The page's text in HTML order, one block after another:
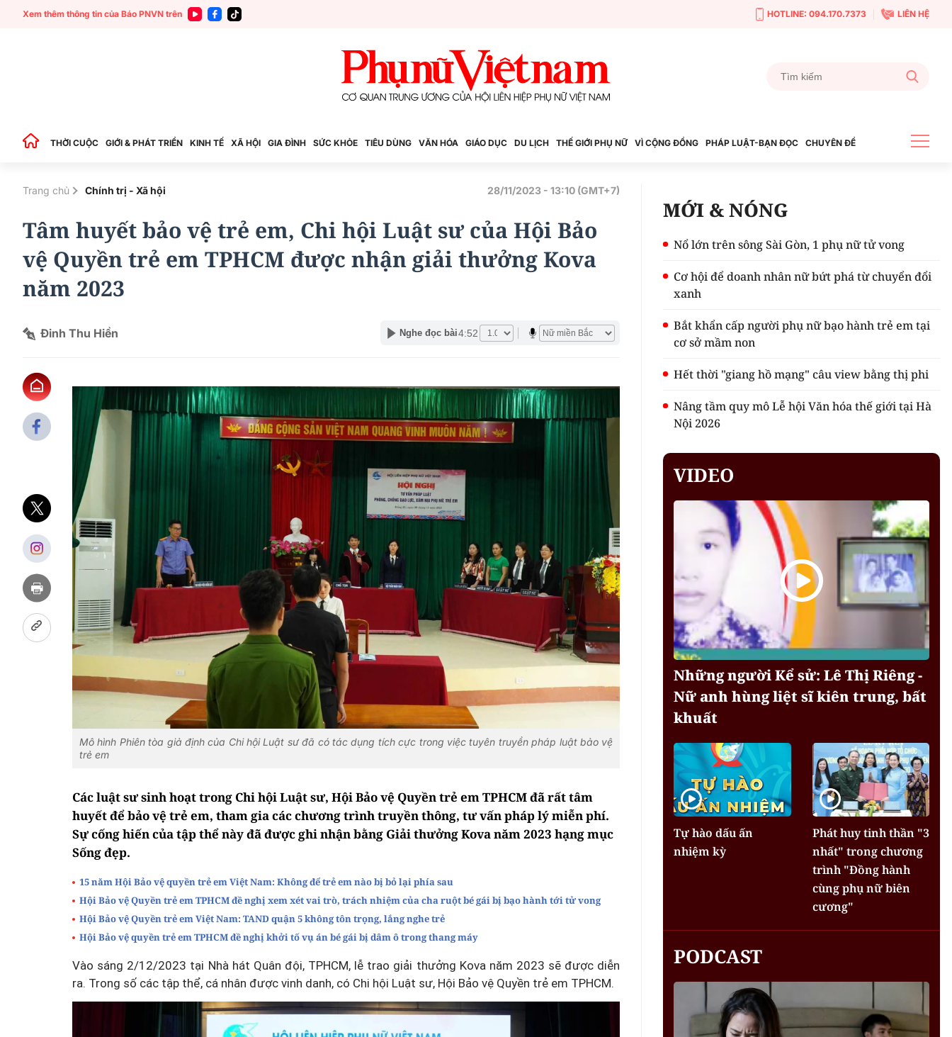
Xem thêm thông tin của Báo PNVN trên HOTLINE: 094.170.7373 LIÊN HỆ
THỜI CUỘC GIỚI & PHÁT TRIỂN KINH TẾ XÃ HỘI GIA ĐÌNH SỨC KHỎE TIÊU DÙNG VĂN HÓA GIÁO DỤC DU LỊCH THẾ GIỚI PHỤ NỮ VÌ CỘNG ĐỒNG PHÁP LUẬT-BẠN ĐỌC CHUYÊN ĐỀ
Trang chủ Chính trị - Xã hội 28/11/2023 - 13:10 (GMT+7)
Tâm huyết bảo vệ trẻ em, Chi hội Luật sư của Hội Bảo
vệ Quyền trẻ em TPHCM được nhận giải thưởng Kova
năm 2023
Đinh Thu Hiền Nghe đọc bài4:52
Mô hình Phiên tòa giả định của Chi hội Luật sư đã có tác dụng tích cực trong việc tuyên truyền pháp luật bảo vệ
trẻ em
Các luật sư sinh hoạt trong Chi hội Luật sư, Hội Bảo vệ Quyền trẻ em TPHCM đã rất tâm
huyết để bảo vệ trẻ em, tham gia các chương trình truyền thông, tư vấn pháp lý miễn phí.
Sự cống hiến của tập thể này đã được ghi nhận bằng Giải thưởng Kova năm 2023 hạng mục
Sống đẹp.
15 năm Hội Bảo vệ quyền trẻ em Việt Nam: Không để trẻ em nào bị bỏ lại phía sau
Hội Bảo vệ Quyền trẻ em TPHCM đề nghị xem xét vai trò, trách nhiệm của cha ruột bé gái bị bạo hành tới tử vong
Hội Bảo vệ Quyền trẻ em Việt Nam: TAND quận 5 không tôn trọng, lắng nghe trẻ
Hội Bảo vệ quyền trẻ em TPHCM đề nghị khởi tố vụ án bé gái bị dâm ô trong thang máy
Vào sáng 2/12/2023 tại Nhà hát Quân đội, TPHCM, lễ trao giải thưởng Kova năm 2023 sẽ được diễn
ra. Trong số các tập thể, cá nhân được vinh danh, có Chi hội Luật sư, Hội Bảo vệ Quyền trẻ em TPHCM.
MỚI & NÓNG
Nổ lớn trên sông Sài Gòn, 1 phụ nữ tử vong
Cơ hội để doanh nhân nữ bứt phá từ chuyển đổi
xanh
Bắt khẩn cấp người phụ nữ bạo hành trẻ em tại
cơ sở mầm non
Hết thời "giang hồ mạng" câu view bằng thị phi
Nâng tầm quy mô Lễ hội Văn hóa thế giới tại Hà
Nội 2026
VIDEO
Những người Kể sử: Lê Thị Riêng -
Nữ anh hùng liệt sĩ kiên trung, bất
khuất
Tự hào dấu ấn
nhiệm kỳ
Phát huy tinh thần "3
nhất" trong chương
trình "Đồng hành
cùng phụ nữ biên
cương"
PODCAST